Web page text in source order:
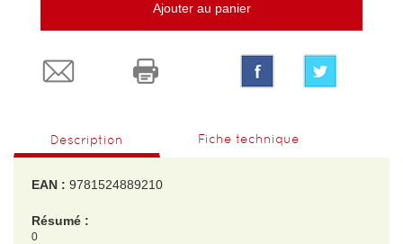
Ajouter au panier
Description Fiche technique
EAN : 9781524889210
Résumé :
0